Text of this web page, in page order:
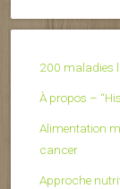
200 maladies
À propos –
Alimentation
cancer
Approche